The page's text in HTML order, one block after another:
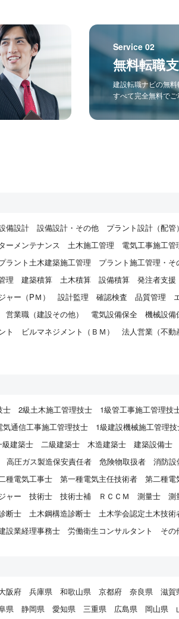
Service 02
無料転職
建設転職ナビの無
すべて完全無料で
備設計 設備設計・その他 プラント設計（配管）
ーメンテナンス 土木施工管理 電気工事施工管
ラント土木建築施工管理 プラント施工管理・そ
理 建築積算 土木積算 設備積算 発注者支援
ャー（PＭ） 設計監理 確認検査 品質管理
営業職（建設その他） 電気設備保全 機械設備
ト ビルマネジメント（ＢＭ） 法人営業（不動
士 2級土木施工管理技士 1級管工事施工管理技
気通信工事施工管理技士 1級建設機械施工管理
級建築士 二級建築士 木造建築士 建築設備士
高圧ガス製造保安責任者 危険物取扱者 消防設
種電気工事士 第一種電気主任技術者 第二種電
ャー 技術士 技術士補 ＲＣＣＭ 測量士 測
断士 土木鋼構造診断士 土木学会認定土木技術
設業経理事務士 労働衛生コンサルタント その
阪府 兵庫県 和歌山県 京都府 奈良県 滋賀
県 静岡県 愛知県 三重県 広島県 岡山県